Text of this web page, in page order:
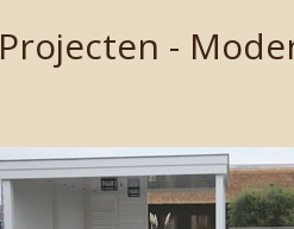
Projecten -